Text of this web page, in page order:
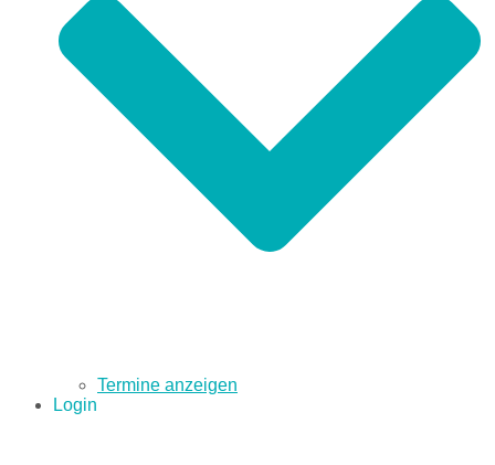
Termine anzeigen
Login